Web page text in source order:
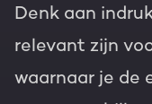
Denk aan
relevant zijn
waarnaar je de